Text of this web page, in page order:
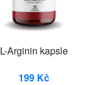
L-Arginin kapsle
199 Kč